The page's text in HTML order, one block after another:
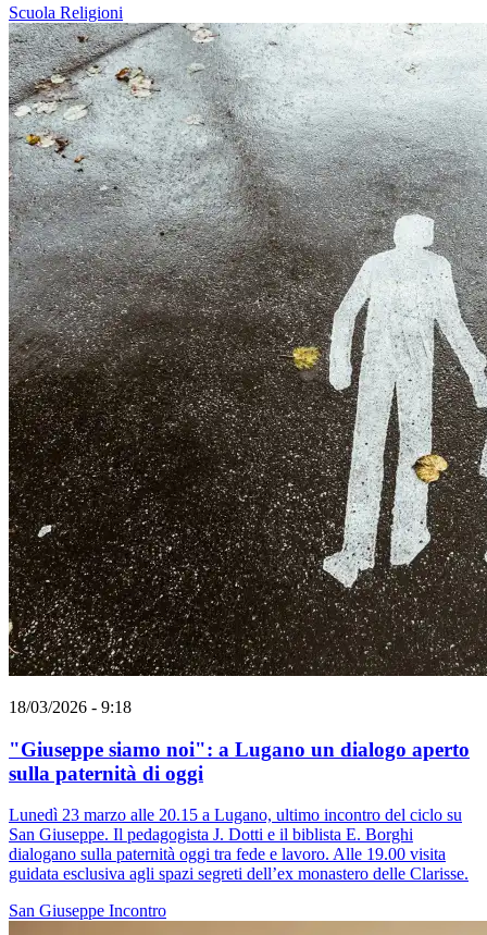
Scuola Religioni
18/03/2026 - 9:18
"Giuseppe siamo noi": a Lugano un dialogo aperto
sulla paternità di oggi
Lunedì 23 marzo alle 20.15 a Lugano, ultimo incontro del ciclo su
San Giuseppe. Il pedagogista J. Dotti e il biblista E. Borghi
dialogano sulla paternità oggi tra fede e lavoro. Alle 19.00 visita
guidata esclusiva agli spazi segreti dell’ex monastero delle Clarisse.
San Giuseppe Incontro